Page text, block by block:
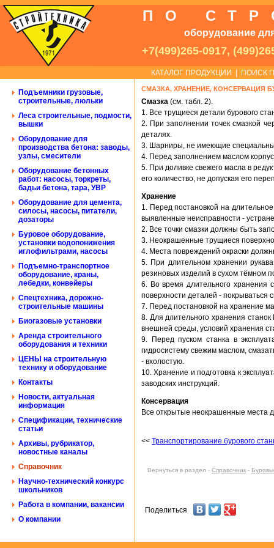
ПО
оборудование
+7(499)265-0917,
КАТАЛОГ ПРОДУКЦИИ ПОИСК
Подъемники грузовые,
строительные, люльки
Леса строительные, подмости,
вышки
Оборудование для
производства бетона: заводы,
узлы, смесители
Оборудование бетонных
работ: насосы, торкреты,
бадьи бетона, тара, УВР
Оборудование для цемента,
силосы, насосы, питатели,
дозаторы
Буровое оборудование,
установки водопонижения
иглофильтрами, насосы
Подъемно-транспортное
оборудование, краны,
лебедки, конвейеры
Спецтехника, дорожно-
строительные машины
Биогазовые установки
Аренда строительного
оборудования и техники
ЦЕНЫ на строительную
технику и оборудование
Контакты
Новости, актуальная
информация
Спецификации, технические
статьи
Архивы, рубрикатор,
новостные каналы
Справочник
Научно-технический конкурс
школьников
Работа в компании, вакансии
О компании
СМАЗКА, ХРАНЕНИЕ, КОНСЕРВАЦИЯ
Смазка (см. табл. 2).
1. Все трущиеся детали бурового
2. При заполнении точек смазкой
деталях.
3. Шарниры, не имеющие
4. Перед заполнением маслом
5. При доливке свежего масла в
его количество, не допуская его
Хранение
1. Перед постановкой на
выявленные неисправности -
2. Все точки смазки должны быть
3. Неокрашенные трущиеся
4. Места повреждений окраски
5. При длительном хранении
резиновых изделий в сухом тёмном
6. Во время длительного хранения
поверхности деталей - покрываться
7. Перед постановкой на хранение
8. Для длительного хранения
внешней среды, условий хранения
9. Перед пуском станка в
гидросистему свежим маслом,
- вхолостую.
10. Хранение и подготовка к
заводских инструкций.
Консервация
Все открытые неокрашенные места
<< Транспортирование бурового
Вернуться в раздел - Справочник -
Поделиться